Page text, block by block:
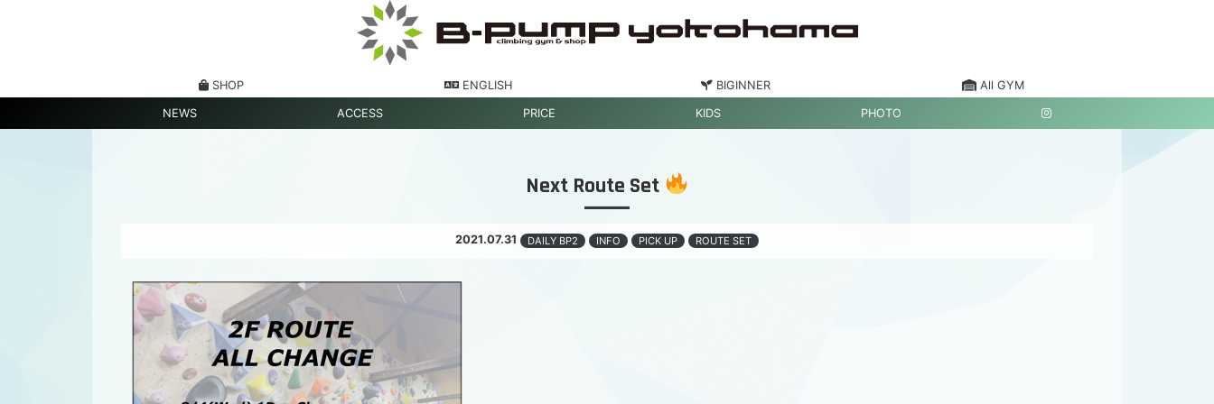
SHOP ENGLISH BIGINNER All GYM
NEWS ACCESS PRICE KIDS PHOTO
Next Route Set
2021.07.31 DAILY BP2 INFO PICK UP ROUTE SET